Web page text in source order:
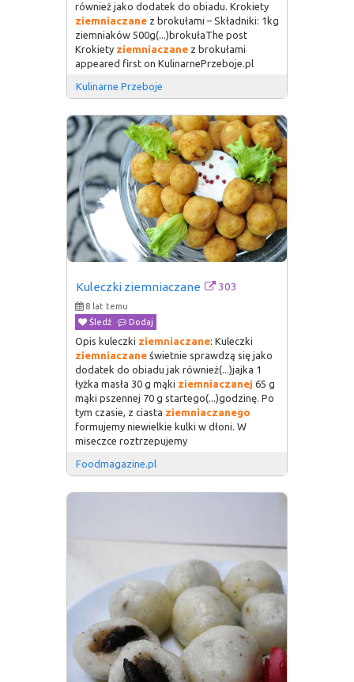
również jako dodatek do obiadu. Krokiety
ziemniaczane z brokułami – Składniki: 1kg
ziemniaków 500g(...)brokułaThe post
Krokiety ziemniaczane z brokułami
appeared first on KulinarnePrzeboje.pl
Kulinarne Przeboje
Kuleczki ziemniaczane 303
8 lat temu
Śledź
Dodaj
Opis kuleczki ziemniaczane: Kuleczki
ziemniaczane świetnie sprawdzą się jako
dodatek do obiadu jak również(...)jajka 1
łyżka masła 30 g mąki ziemniaczanej 65 g
mąki pszennej 70 g startego(...)godzinę. Po
tym czasie, z ciasta ziemniaczanego
formujemy niewielkie kulki w dłoni. W
miseczce roztrzepujemy
Foodmagazine.pl